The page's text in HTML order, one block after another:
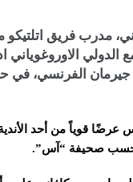
مدرب فريق ​اتلتيكو
الدولي الاوروغوياني
الفرنسي، في
عرضًا قوياً من أحد
بحسب صحيفة “آس”.